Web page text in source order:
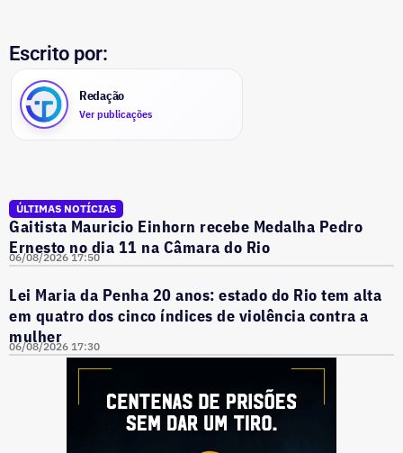
Escrito por:
Redação
Ver publicações
ÚLTIMAS NOTÍCIAS
Gaitista Mauricio Einhorn recebe Medalha Pedro
Ernesto no dia 11 na Câmara do Rio
06/08/2026 17:50
Lei Maria da Penha 20 anos: estado do Rio tem alta
em quatro dos cinco índices de violência contra a
mulher
06/08/2026 17:30